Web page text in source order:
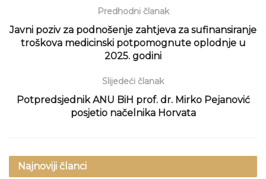
Predhodni članak
Javni poziv za podnošenje zahtjeva za sufinansiranje
troškova medicinski potpomognute oplodnje u
2025. godini
Slijedeći članak
Potpredsjednik ANU BiH prof. dr. Mirko Pejanović
posjetio načelnika Horvata
Najnoviji članci